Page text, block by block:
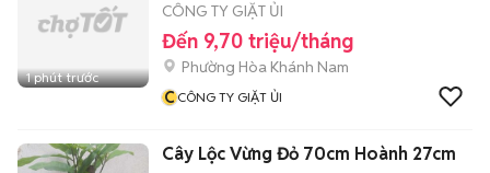
1 phút trước
CÔNG TY GIẶT ỦI
Đến 9,70 triệu/tháng
Phường Hòa Khánh Nam
CCÔNG TY GIẶT ỦI
Cây Lộc Vừng Đỏ 70cm Hoành 27cm